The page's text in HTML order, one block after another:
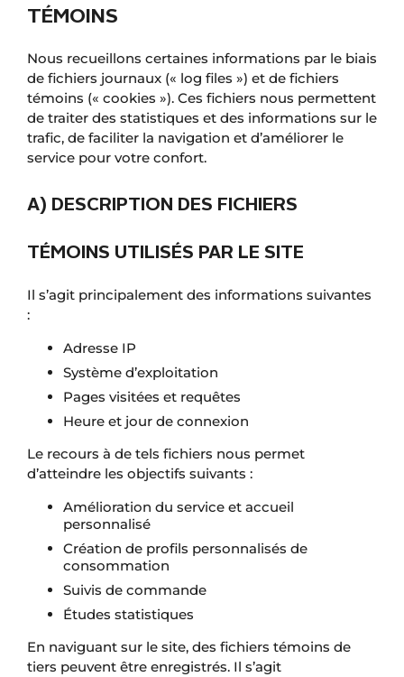
TÉMOINS
Nous recueillons certaines informations par le biais
de fichiers journaux (« log files ») et de fichiers
témoins (« cookies »). Ces fichiers nous permettent
de traiter des statistiques et des informations sur le
trafic, de faciliter la navigation et d’améliorer le
service pour votre confort.
A) DESCRIPTION DES FICHIERS
TÉMOINS UTILISÉS PAR LE SITE
Il s’agit principalement des informations suivantes
:
Adresse IP
Système d’exploitation
Pages visitées et requêtes
Heure et jour de connexion
Le recours à de tels fichiers nous permet
d’atteindre les objectifs suivants :
Amélioration du service et accueil
personnalisé
Création de profils personnalisés de
consommation
Suivis de commande
Études statistiques
En naviguant sur le site, des fichiers témoins de
tiers peuvent être enregistrés. Il s’agit